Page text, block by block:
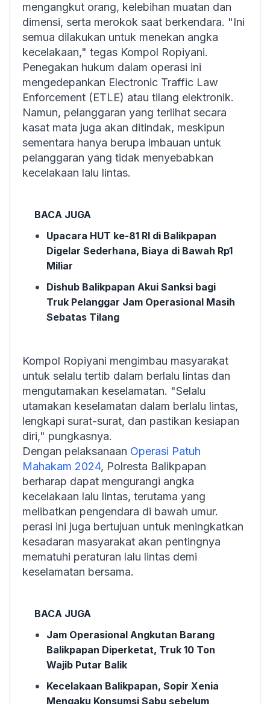
mengangkut orang, kelebihan muatan dan
dimensi, serta merokok saat berkendara. "Ini
semua dilakukan untuk menekan angka
kecelakaan," tegas Kompol Ropiyani.
Penegakan hukum dalam operasi ini
mengedepankan Electronic Traffic Law
Enforcement (ETLE) atau tilang elektronik.
Namun, pelanggaran yang terlihat secara
kasat mata juga akan ditindak, meskipun
sementara hanya berupa imbauan untuk
pelanggaran yang tidak menyebabkan
kecelakaan lalu lintas.
BACA JUGA
Upacara HUT ke-81 RI di Balikpapan
Digelar Sederhana, Biaya di Bawah Rp1
Miliar
Dishub Balikpapan Akui Sanksi bagi
Truk Pelanggar Jam Operasional Masih
Sebatas Tilang
Kompol Ropiyani mengimbau masyarakat
untuk selalu tertib dalam berlalu lintas dan
mengutamakan keselamatan. "Selalu
utamakan keselamatan dalam berlalu lintas,
lengkapi surat-surat, dan pastikan kesiapan
diri," pungkasnya.
Dengan pelaksanaan Operasi Patuh
Mahakam 2024, Polresta Balikpapan
berharap dapat mengurangi angka
kecelakaan lalu lintas, terutama yang
melibatkan pengendara di bawah umur.
perasi ini juga bertujuan untuk meningkatkan
kesadaran masyarakat akan pentingnya
mematuhi peraturan lalu lintas demi
keselamatan bersama.
BACA JUGA
Jam Operasional Angkutan Barang
Balikpapan Diperketat, Truk 10 Ton
Wajib Putar Balik
Kecelakaan Balikpapan, Sopir Xenia
Mengaku Konsumsi Sabu sebelum